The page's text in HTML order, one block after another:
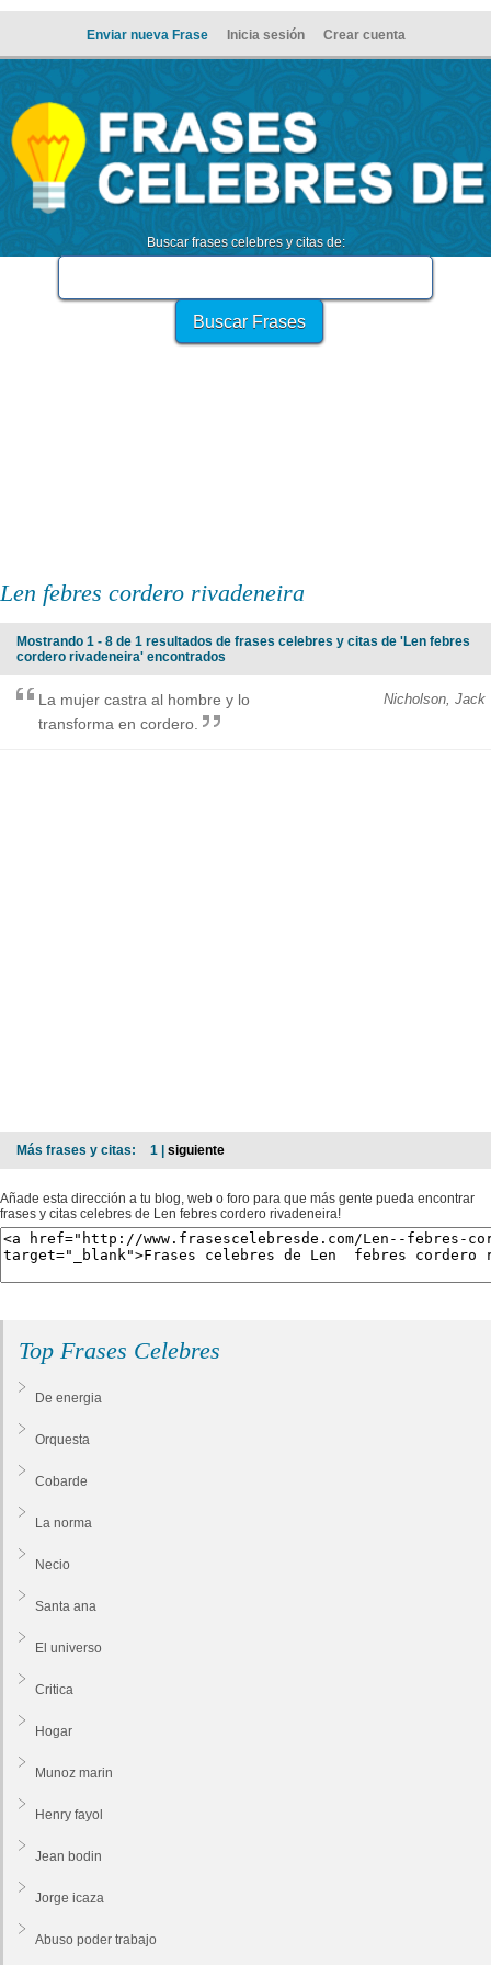
Enviar nueva Frase Inicia sesión Crear cuenta
Buscar frases celebres y citas de:
Len febres cordero rivadeneira
Mostrando 1 - 8 de 1 resultados de frases celebres y citas de 'Len febres
cordero rivadeneira' encontrados
Nicholson, Jack
La mujer castra al hombre y lo
transforma en cordero.
Más frases y citas: 1 | siguiente
Añade esta dirección a tu blog, web o foro para que más gente pueda encontrar
frases y citas celebres de Len febres cordero rivadeneira!
Top Frases Celebres
De energia
Orquesta
Cobarde
La norma
Necio
Santa ana
El universo
Critica
Hogar
Munoz marin
Henry fayol
Jean bodin
Jorge icaza
Abuso poder trabajo